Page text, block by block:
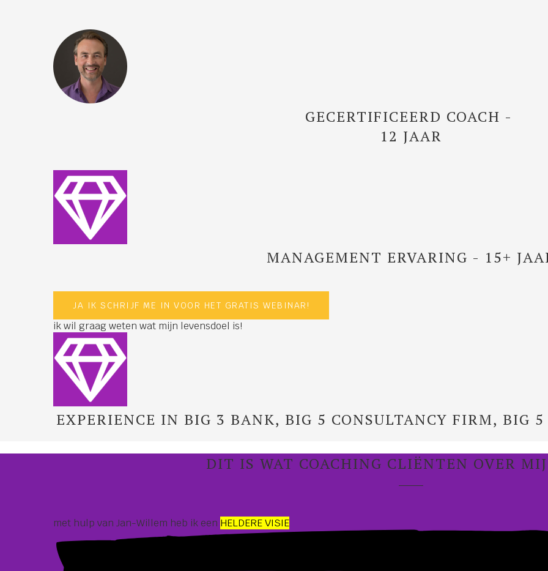
GECERTIFICEERD COACH -
12 JAAR
MANAGEMENT ERVARING - 15+
JA IK SCHRIJF ME IN VOOR HET GRATIS WEBINAR!
ik wil graag weten wat mijn levensdoel is!
EXPERIENCE IN BIG 3 BANK, BIG 5 CONSULTANCY FIRM, BIG
DIT IS WAT COACHING CLIËNTEN OVER
met hulp van Jan-Willem heb ik een HELDERE VISIE